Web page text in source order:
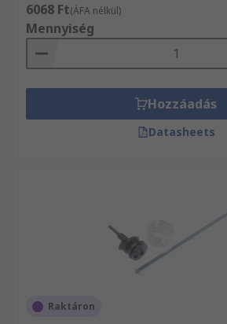
6068 Ft(ÁFA nélkül)
Mennyiség
Hozzáadás
Datasheets
Raktáron